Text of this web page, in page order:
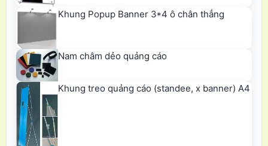
Khung Popup Banner 3*4 ô chân thẳng
Nam châm dẻo quảng cáo
Khung treo quảng cáo (standee, x banner) A4